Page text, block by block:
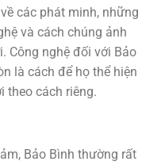
các phát minh, những
và cách chúng ảnh
Công nghệ đối với Bảo
là cách để họ thể hiện
theo cách riêng.
Bảo Bình thường rất